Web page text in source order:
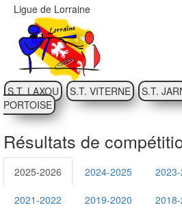
Ligue de Lorraine
S.T. LAXOU S.T. VITERNE S.T.
PORTOISE
Résultats de
2025-2026 2024-2025
2021-2022 2019-2020